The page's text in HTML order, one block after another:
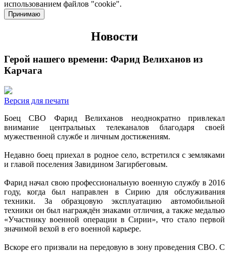
использованием файлов "cookie".
Принимаю
Новости
Герой нашего времени: Фарид Велиханов из
Карчага
Версия для печати
Боец СВО Фарид Велиханов неоднократно привлекал
внимание центральных телеканалов благодаря своей
мужественной службе и личным достижениям.
Недавно боец приехал в родное село, встретился с земляками
и главой поселения Завидином Загирбеговым.
Фарид начал свою профессиональную военную службу в 2016
году, когда был направлен в Сирию для обслуживания
техники. За образцовую эксплуатацию автомобильной
техники он был награждён знаками отличия, а также медалью
«Участнику военной операции в Сирии», что стало первой
значимой вехой в его военной карьере.
Вскоре его призвали на передовую в зону проведения СВО. С